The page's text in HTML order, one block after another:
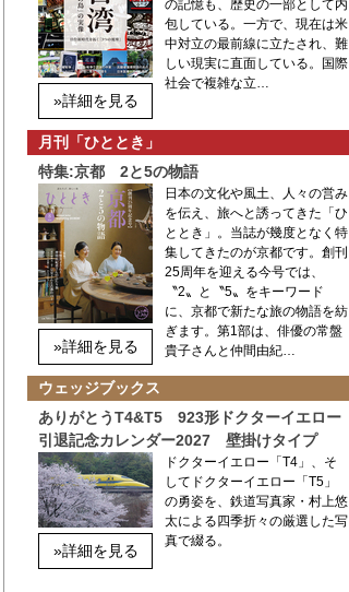
»詳細を見る
の記憶も、歴史の一部として内
包している。一方で、現在は米
中対立の最前線に立たされ、難
しい現実に直面している。国際
社会で複雑な立…
月刊「ひととき」
特集:京都 2と5の物語
»詳細を見る
日本の文化や風土、人々の営み
を伝え、旅へと誘ってきた「ひ
ととき」。当誌が幾度となく特
集してきたのが京都です。創刊
25周年を迎える今号では、
〝2〟と〝5〟をキーワード
に、京都で新たな旅の物語を紡
ぎます。第1部は、俳優の常盤
貴子さんと仲間由紀…
ウェッジブックス
ありがとうT4&T5 923形ドクターイエロー
引退記念カレンダー2027 壁掛けタイプ
»詳細を見る
ドクターイエロー「T4」、そ
してドクターイエロー「T5」
の勇姿を、鉄道写真家・村上悠
太による四季折々の厳選した写
真で綴る。